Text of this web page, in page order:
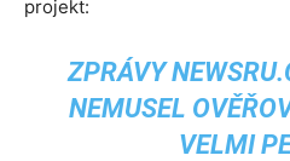
projekt:
ZPRÁVY
NEMUSEL
VELMI